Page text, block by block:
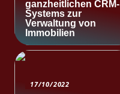
ganzheitlichen CRM-
Systems zur
Verwaltung von
Immobilien
17/10/2022